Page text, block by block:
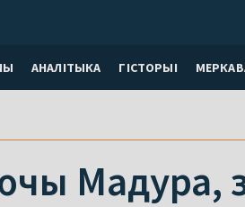
АНАЛІТЫКА ГІСТОРЫІ
Мадура,